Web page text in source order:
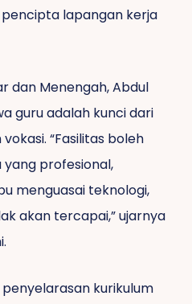
lapangan kerja
dan Menengah, Abdul
guru adalah kunci dari
“Fasilitas boleh
profesional,
menguasai teknologi,
akan tercapai,” ujarnya
penyelarasan kurikulum